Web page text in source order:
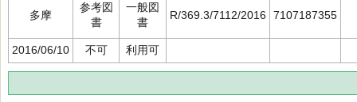
多摩
参考図
書
一般図
書
R/369.3/7112/2016 7107187355
2016/06/10 不可 利用可